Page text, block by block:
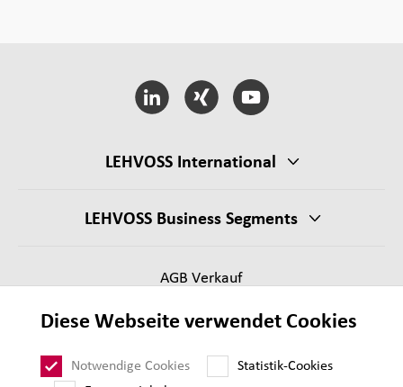
LEHVOSS International
LEHVOSS Business Segments
AGB Verkauf
Impressum
Datenschutz
Diese Webseite verwendet Cookies
Notwendige Cookies
Statistik-Cookies